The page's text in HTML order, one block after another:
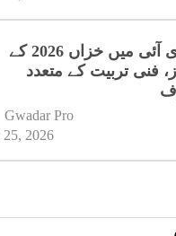
پی سی ٹی وی آئی میں خزاں 2026 کے
فنی تربیت کے متعدد
Gwadar Pro
25, 2026